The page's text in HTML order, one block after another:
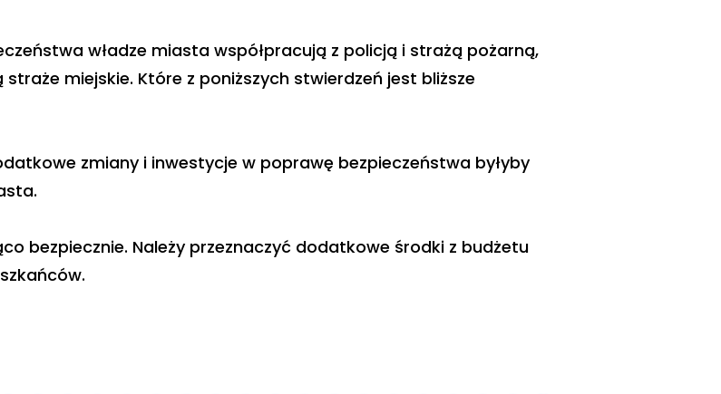
władze miasta współpracują z policją i strażą pożarną,
miejskie. Które z poniższych stwierdzeń jest bliższe
zmiany i inwestycje w poprawę bezpieczeństwa byłyby
bezpiecznie. Należy przeznaczyć dodatkowe środki z budżetu